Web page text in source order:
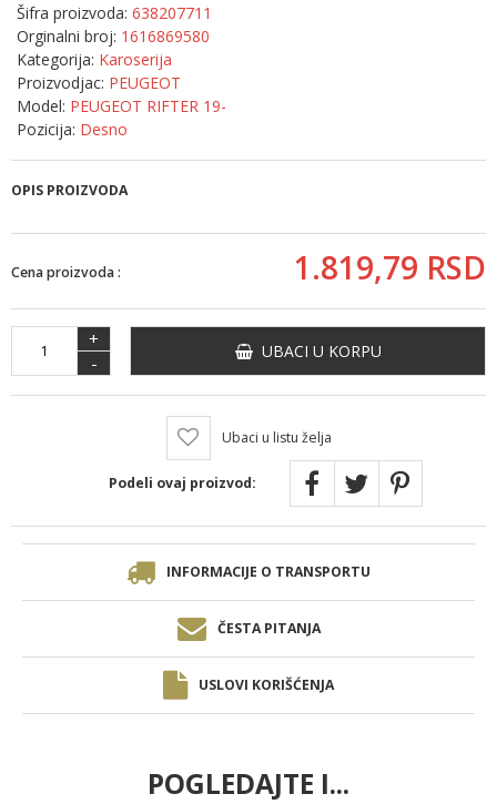
Šifra proizvoda: 638207711
Orginalni broj: 1616869580
Kategorija: Karoserija
Proizvodjac: PEUGEOT
Model: PEUGEOT RIFTER 19-
Pozicija: Desno
OPIS PROIZVODA
Cena proizvoda : 1.819,79 RSD
+
-
UBACI U KORPU
Ubaci u listu želja
Podeli ovaj proizvod:
INFORMACIJE O TRANSPORTU
ČESTA PITANJA
USLOVI KORIŠĆENJA
POGLEDAJTE I...